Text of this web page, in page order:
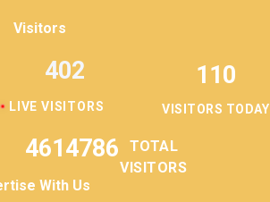
Visitors
LIVE VISITORS
402 110
VISITORS TODAY
4614786
TOTAL
VISITORS
With Us